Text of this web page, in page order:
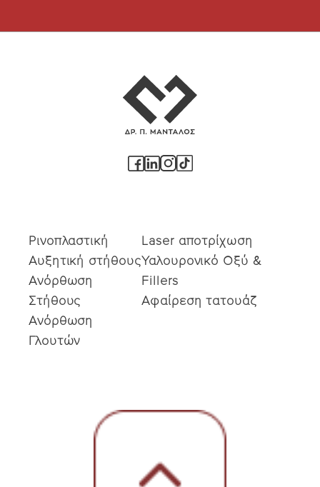
Ρινοπλαστική
Αυξητική στήθους
Ανόρθωση
Στήθους
Ανόρθωση
Γλουτών
Laser αποτρίχωση
Υαλουρονικό Οξύ &
Fillers
Αφαίρεση τατουάζ